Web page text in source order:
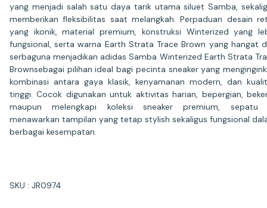
yang menjadi salah satu daya tarik utama siluet Samba,
memberikan fleksibilitas saat melangkah. Perpaduan desain
yang ikonik, material premium, konstruksi Winterized yang
fungsional, serta warna Earth Strata Trace Brown yang hangat
serbaguna menjadikan adidas Samba Winterized Earth Strata
Brownsebagai pilihan ideal bagi pecinta sneaker yang
kombinasi antara gaya klasik, kenyamanan modern, dan
tinggi. Cocok digunakan untuk aktivitas harian, bepergian,
maupun melengkapi koleksi sneaker premium, sepatu
menawarkan tampilan yang tetap stylish sekaligus fungsional
berbagai kesempatan.
SKU : JR0974